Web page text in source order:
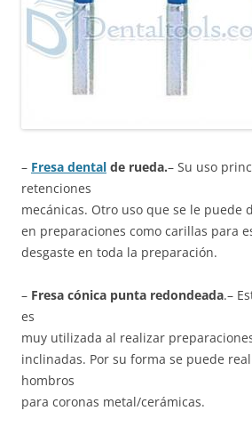
– Fresa dental de rueda.– Su uso
retenciones
mecánicas. Otro uso que se le puede
en preparaciones como carillas para
desgaste en toda la preparación.
– Fresa cónica punta redondeada.–
es
muy utilizada al realizar
inclinadas. Por su forma se puede
hombros
para coronas metal/cerámicas.